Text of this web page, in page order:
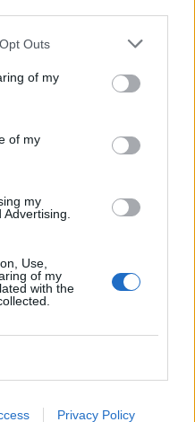
Outs
of my
of my
my
Use,
of my
with the
Privacy Policy
buona conoscenza
informatici. Le candidature
sul bando, consultare